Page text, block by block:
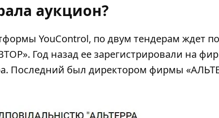
аукцион?
YouControl, по двум тендерам ждет
». Год назад ее зарегистрировали на
Последний был директором фирмы